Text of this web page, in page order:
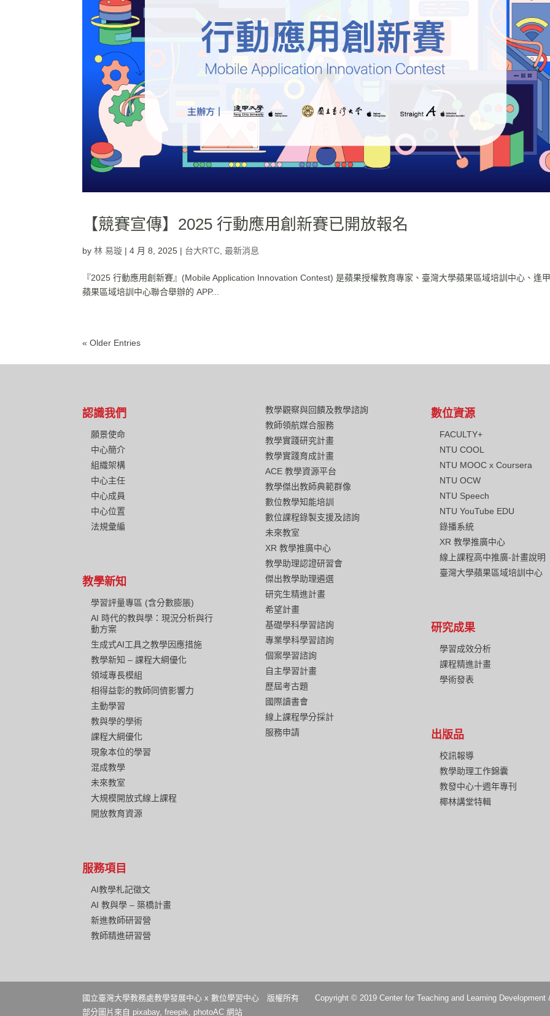
【競賽宣傳】2025 行動應用創新賽已開放報名
by林 易璇 |4 月 8, 2025 | 台大RTC,最新消息
『2025 行動應用創新賽』(Mobile Application Innovation Contest) 是蘋果授權教育專家、臺灣大學蘋果區域培訓中心、逢
蘋果區域培訓中心聯合舉辦的 APP...
« Older Entries
認識我們
願景使命
中心簡介
組織架構
中心主任
中心成員
中心位置
法規彙編
教學新知
學習評量專區 (含分數膨脹)
AI 時代的教與學：現況分析與行
動方案
生成式AI工具之教學因應措施
教學新知 – 課程大綱優化
領域專長模組
相得益彰的教師同儕影響力
主動學習
教與學的學術
課程大綱優化
現象本位的學習
混成教學
未來教室
大規模開放式線上課程
開放教育資源
服務項目
AI教學札記徵文
AI 教與學 – 築橋計畫
新進教師研習營
教師精進研習營
教學觀察與回饋及教學諮詢
教師領航媒合服務
教學實踐研究計畫
教學實踐育成計畫
ACE 教學資源平台
教學傑出教師典範群像
數位教學知能培訓
數位課程錄製支援及諮詢
未來教室
XR 教學推廣中心
教學助理認證研習會
傑出教學助理遴選
研究生精進計畫
希望計畫
基礎學科學習諮詢
專業學科學習諮詢
個案學習諮詢
自主學習計畫
歷屆考古題
國際讀書會
線上課程學分採計
服務申請
數位資源
FACULTY+
NTU COOL
NTU MOOC x Coursera
NTU OCW
NTU Speech
NTU YouTube EDU
錄播系統
XR 教學推廣中心
線上課程高中推廣-計畫說明
臺灣大學蘋果區域培訓中心
研究成果
學習成效分析
課程精進計畫
學術發表
出版品
校訊報導
教學助理工作錦囊
教發中心十週年專刊
椰林講堂特輯
國立臺灣大學教務處教學發展中心 x 數位學習中心 版權所有 Copyright © 2019 Center for Teaching and Learning Development
部分圖片來自 pixabay, freepik, photoAC 網站